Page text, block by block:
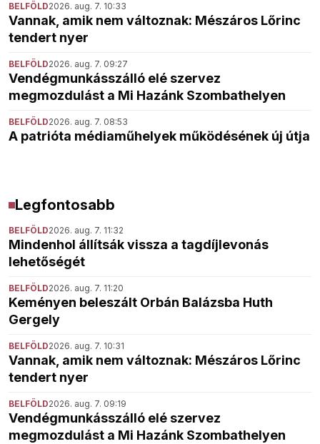
BELFÖLD2026. aug. 7. 10:33
Vannak, amik nem változnak: Mészáros Lőrinc
tendert nyer
BELFÖLD2026. aug. 7. 09:27
Vendégmunkásszálló elé szervez
megmozdulást a Mi Hazánk Szombathelyen
BELFÖLD2026. aug. 7. 08:53
A patrióta médiaműhelyek működésének új útja
Legfontosabb
BELFÖLD2026. aug. 7. 11:32
Mindenhol állítsák vissza a tagdíjlevonás
lehetőségét
BELFÖLD2026. aug. 7. 11:20
Keményen beleszált Orbán Balázsba Huth
Gergely
BELFÖLD2026. aug. 7. 10:31
Vannak, amik nem változnak: Mészáros Lőrinc
tendert nyer
BELFÖLD2026. aug. 7. 09:19
Vendégmunkásszálló elé szervez
megmozdulást a Mi Hazánk Szombathelyen